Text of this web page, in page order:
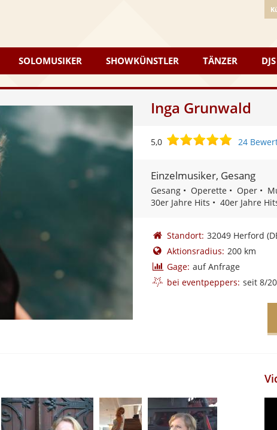
SOLOMUSIKER SHOWKÜNSTLER TÄNZER DJS
Inga Grunwald
5,0
5,0
Sternen
24
Einzelmusiker, Gesang
Gesang Operette Oper
30er Jahre Hits
40er Jahre
Standort: 32049 Herford
Aktionsradius: 200 km
Gage: auf Anfrage
bei eventpeppers: seit 8/